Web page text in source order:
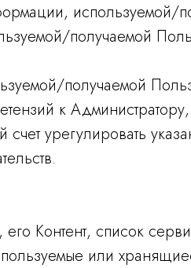
используемой/
получаемой
получаемой
к
урегулировать
Контент, список
или